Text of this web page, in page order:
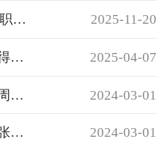
赋能未来，携手共赢|福州黎明职业技术学院经济管理系两委一会授牌仪式 2025-11-20
【榜样的力量】国家奖学金获得者陈宝城 : 勤学笃行，锤炼过硬本领 2025-04-07
经管系学生党员故事专栏——周娴琪 2024-03-01
经管系学生党员故事专栏——张国亮 2024-03-01